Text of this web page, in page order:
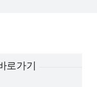
로가기